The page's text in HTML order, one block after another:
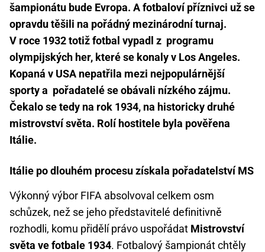
šampionátu bude Evropa. A fotbaloví příznivci už se
opravdu těšili na pořádný mezinárodní turnaj.
V roce 1932 totiž fotbal vypadl z programu
olympijských her, které se konaly v Los Angeles.
Kopaná v USA nepatřila mezi nejpopulárnější
sporty a pořadatelé se obávali nízkého zájmu.
Čekalo se tedy na rok 1934, na historicky druhé
mistrovství světa. Rolí hostitele byla pověřena
Itálie.
Itálie po dlouhém procesu získala pořadatelství MS
Výkonný výbor FIFA absolvoval celkem osm
schůzek, než se jeho představitelé definitivně
rozhodli, komu přidělí právo uspořádat Mistrovství
světa ve fotbale 1934. Fotbalový šampionát chtěly